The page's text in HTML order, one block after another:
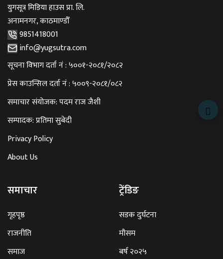
युगसूत्र मिडिया हाउस प्रा. लि.
अनामनगर, काठमाण्डौँ
9851418001
info@yugsutra.com
सूचना विभाग दर्ता नं : ५००१-२०८१/२०८२
प्रेस काउन्सिल दर्ता नं : ५००९-२०८१/०८२
समाचार संयोजक: पदम राज जैशी
सम्पादक: प्रतिमा सुबेदी
Privacy Policy
About Us
समाचार
गृहपृष्ठ
राजनीति
समाज
ट्रेंडिङ
सडक दुर्घटना
मौसम
बर्ष २०२५